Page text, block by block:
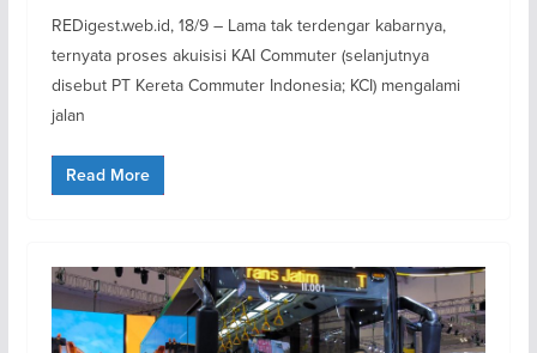
REDigest.web.id, 18/9 – Lama tak terdengar kabarnya,
ternyata proses akuisisi KAI Commuter (selanjutnya
disebut PT Kereta Commuter Indonesia; KCI) mengalami
jalan
Read More